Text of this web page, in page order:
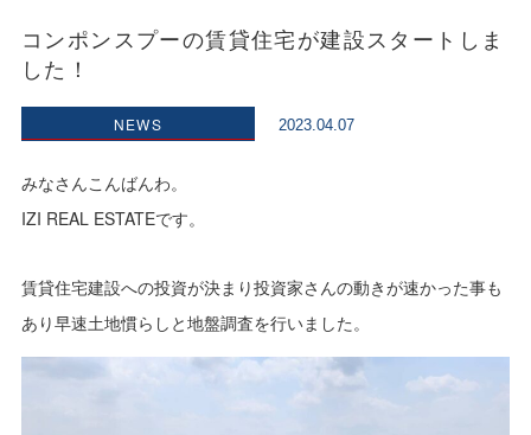
コンポンスプーの賃貸住宅が建設スタートしま
した！
NEWS 2023.04.07
みなさんこんばんわ。
IZI REAL ESTATEです。
賃貸住宅建設への投資が決まり投資家さんの動きが速かった事も
あり早速土地慣らしと地盤調査を行いました。